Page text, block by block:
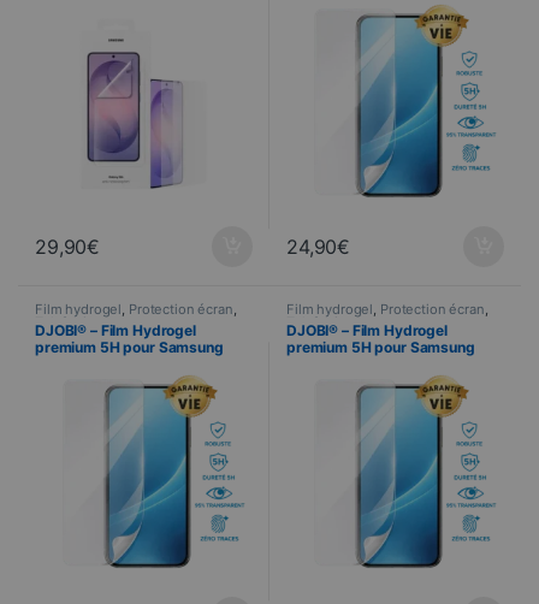
29,90€ 24,90€
Film hydrogel Protection écran
Telefonie
DJOBI® – Film Hydrogel
premium 5H pour Samsung
Film hydrogel Protection écran
Telefonie
DJOBI® – Film Hydrogel
premium 5H pour Samsung